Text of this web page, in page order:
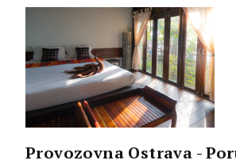
Provozovna Ostrava -